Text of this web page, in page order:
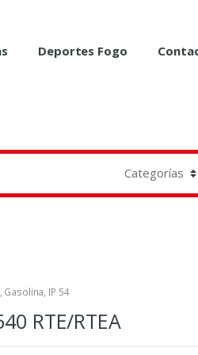
Deportes Fogo
, Gasolina, IP 54
RTE/RTEA